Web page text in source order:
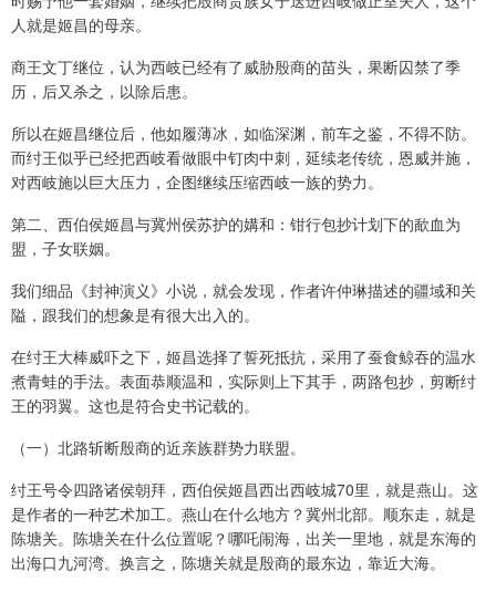
人就是姬昌的母亲。
商王文丁继位，认为西岐已经有了威胁殷商的苗头，果断囚禁了季
历，后又杀之，以除后患。
所以在姬昌继位后，他如履薄冰，如临深渊，前车之鉴，不得不防。
而纣王似乎已经把西岐看做眼中钉肉中刺，延续老传统，恩威并施，
对西岐施以巨大压力，企图继续压缩西岐一族的势力。
第二、西伯侯姬昌与冀州侯苏护的媾和：钳行包抄计划下的歃血为
盟，子女联姻。
我们细品《封神演义》小说，就会发现，作者许仲琳描述的疆域和关
隘，跟我们的想象是有很大出入的。
在纣王大棒威吓之下，姬昌选择了誓死抵抗，采用了蚕食鲸吞的温水
煮青蛙的手法。表面恭顺温和，实际则上下其手，两路包抄，剪断纣
王的羽翼。这也是符合史书记载的。
（一）北路斩断殷商的近亲族群势力联盟。
纣王号令四路诸侯朝拜，西伯侯姬昌西出西岐城70里，就是燕山。这
是作者的一种艺术加工。燕山在什么地方？冀州北部。顺东走，就是
陈塘关。陈塘关在什么位置呢？哪吒闹海，出关一里地，就是东海的
出海口九河湾。换言之，陈塘关就是殷商的最东边，靠近大海。